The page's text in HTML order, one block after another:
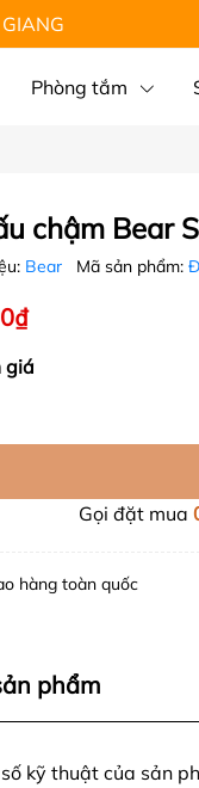
Phòng tắm
chậm Bear
Bear Mã sản phẩm:
giá
Gọi đặt mua
hàng toàn quốc
phẩm
kỹ thuật của sản